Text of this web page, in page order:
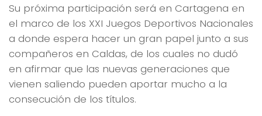
Su próxima participación será en Cartagena en
el marco de los XXI Juegos Deportivos Nacionales
a donde espera hacer un gran papel junto a sus
compañeros en Caldas, de los cuales no dudó
en afirmar que las nuevas generaciones que
vienen saliendo pueden aportar mucho a la
consecución de los títulos.